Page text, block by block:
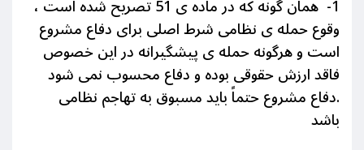
وقوع حمله ی نظامی شرط اصلی برای دفاع مشروع
است و هرگونه حمله ی پیشگیرانه در این خصوص
فاقد ارزش حقوقی بوده و دفاع محسوب نمی شود
.دفاع مشروع حتماً باید مسبوق به تهاجم نظامی
باشد